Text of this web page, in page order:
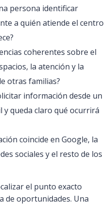
persona identificar
a quién atiende el centro
coherentes sobre el
la atención y la
otras familias?
información desde un
y queda claro qué ocurrirá
coincide en Google, la
sociales y el resto de los
el punto exacto
de oportunidades. Una